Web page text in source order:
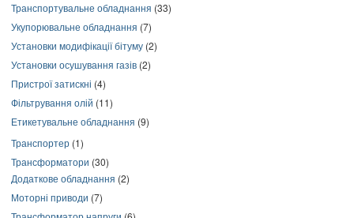
Транспортувальне обладнання (33)
Укупорювальне обладнання (7)
Установки модифікації бітуму (2)
Установки осушування газів (2)
Пристрої затискні (4)
Фільтрування олій (11)
Етикетувальне обладнання (9)
Транспортер (1)
Трансформатори (30)
Додаткове обладнання (2)
Моторні приводи (7)